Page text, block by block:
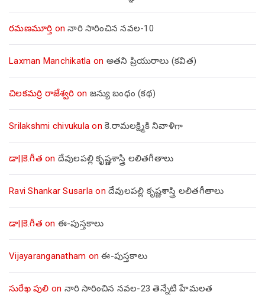
రమణమూర్తి onనారి సారించిన నవల-10
Laxman Manchikatla on అతని ప్రియురాలు (కవిత)
చిలకమర్రి రాజేశ్వరి on జన్యు బంధం (కథ)
Srilakshmi chivukula on కె.రామలక్ష్మికి నివాళిగా
డా||కె.గీత on దేవులపల్లి కృష్ణశాస్త్రి లలితగీతాలు
Ravi Shankar Susarla on దేవులపల్లి కృష్ణశాస్త్రి లలితగీతాలు
డా||కె.గీత on ఈ-పుస్తకాలు
Vijayaranganatham onఈ-పుస్తకాలు
సురేఖ పులి on నారి సారించిన నవల-23 తెన్నేటి హేమలత